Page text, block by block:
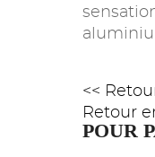
<<
Retour
POUR